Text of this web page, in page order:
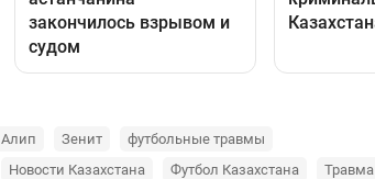
Алип Зенит
футбольные травмы
Новости Казахстана Футбол Казахстана Травма